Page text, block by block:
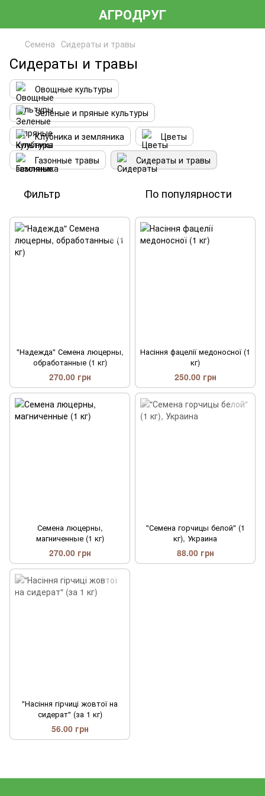
АГРОДРУГ
Семена Сидераты и травы
Сидераты и травы
Овощные культуры
Зеленые и пряные культуры
Клубника и земляника
Цветы
Газонные травы
Сидераты и травы
Фильтр По популярности
"Надежда" Семена люцерны,
обработанные (1 кг)
270.00 грн
Насіння фацелії медоносної (1
кг)
250.00 грн
Семена люцерны,
магниченные (1 кг)
270.00 грн
"Семена горчицы белой" (1
кг), Украина
88.00 грн
"Насіння гірчиці жовтої на
сидерат" (за 1 кг)
56.00 грн